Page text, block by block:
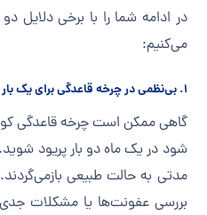
در ادامه شما را با برخی دلایل دو
می‌کنیم:
۱. بی‌نظمی در چرخه قاعدگی برای یک‌ بار
گاهی ممکن است چرخه قاعدگی
شود در یک ماه دو بار پریود
مدتی به حالت طبیعی
بررسی عفونت‌ها یا مشکلات